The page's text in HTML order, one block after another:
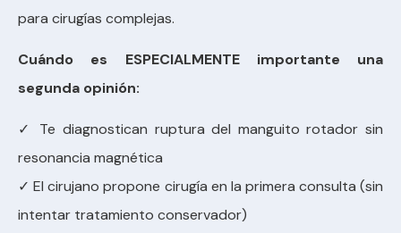
para cirugías complejas.
Cuándo es ESPECIALMENTE importante una
segunda opinión:
✓ Te diagnostican ruptura del manguito rotador sin
resonancia magnética
✓ El cirujano propone cirugía en la primera consulta (sin
intentar tratamiento conservador)